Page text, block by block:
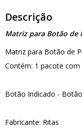
Descrição
Matriz para Botão de
Matriz para Botão de
Contém: 1 pacote
Botão Indicado -
Fabricante: Ritas